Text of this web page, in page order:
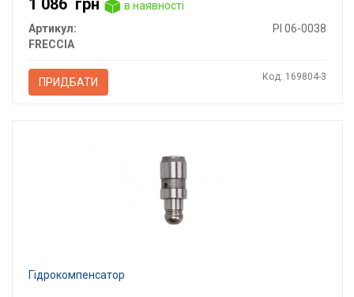
1 086 грн
в наявності
Артикул:
PI 06-0038
FRECCIA
ПРИДБАТИ Код: 169804-3
Гідрокомпенсатор